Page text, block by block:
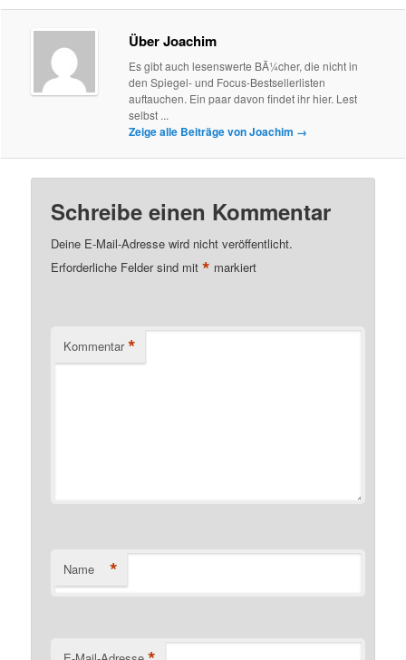
Über Joachim
Es gibt auch lesenswerte BÃ¼cher, die nicht in
den Spiegel- und Focus-Bestsellerlisten
auftauchen. Ein paar davon findet ihr hier. Lest
selbst ...
Zeige alle Beiträge von Joachim →
Schreibe einen Kommentar
Deine E-Mail-Adresse wird nicht veröffentlicht.
Erforderliche Felder sind mit* markiert
Kommentar *
Name *